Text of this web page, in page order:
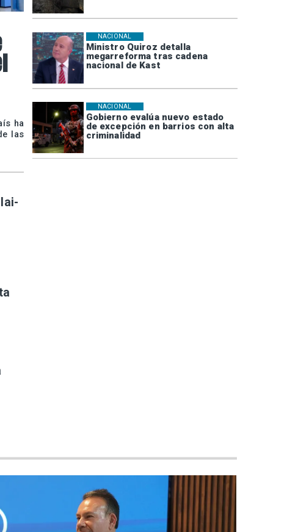
Ministro Quiroz detalla
megarreforma tras cadena
nacional de Kast
NACIONAL
Gobierno evalúa nuevo estado
de excepción en barrios con alta
criminalidad
NACIONAL
ha
las